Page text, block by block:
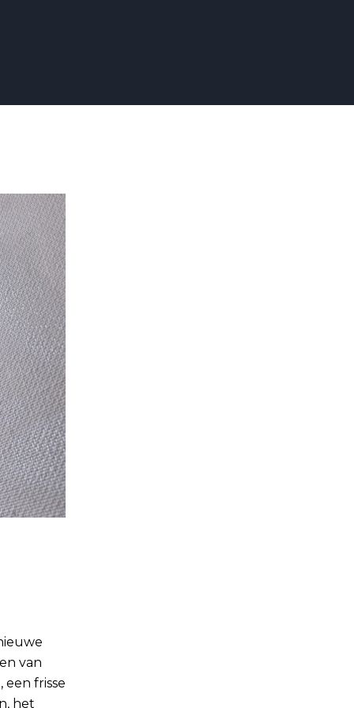
van
frisse
het